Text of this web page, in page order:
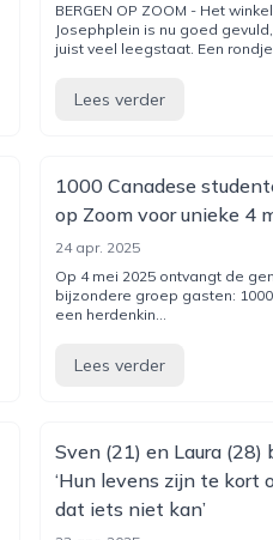
BERGEN OP ZOOM - Het
Josephplein is nu goed
juist veel leegstaat. Een
Lees verder
1000 Canadese
op Zoom voor unieke 4
24 apr. 2025
Op 4 mei 2025 ontvangt de
bijzondere groep gasten:
een herdenkin...
Lees verder
Sven (21) en Laura (28)
‘Hun levens zijn te kort
dat iets niet kan’